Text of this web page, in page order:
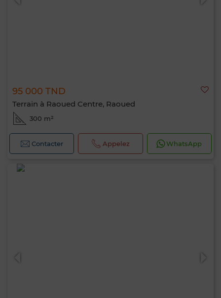
95 000 TND
Terrain à Raoued Centre, Raoued
300 m²
Contacter Appelez WhatsApp